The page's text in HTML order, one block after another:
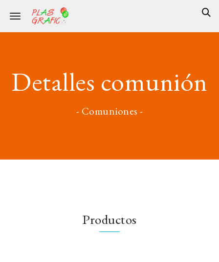
Toggle navigation
Detalles comunión
- Comuniones -
Productos